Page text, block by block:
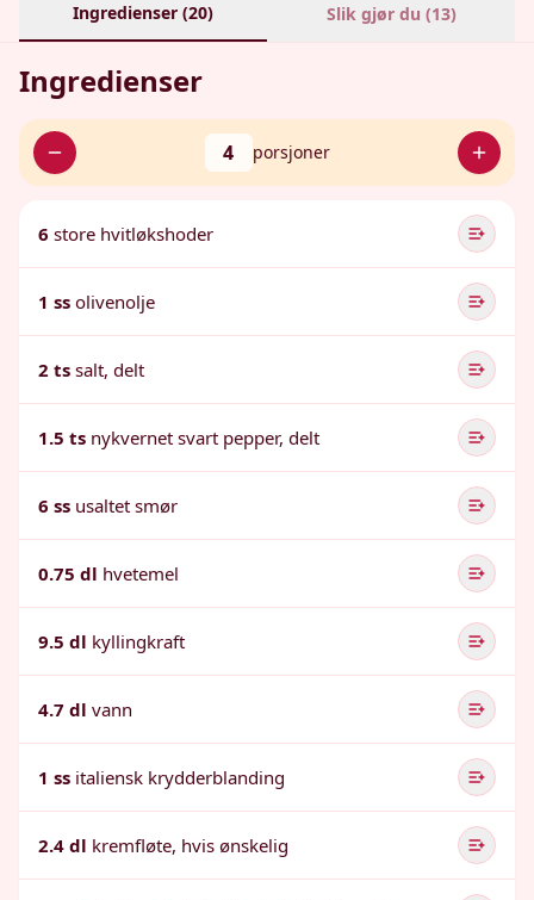
Ingredienser (20) Slik gjør du (13)
Ingredienser
4 porsjoner
6 store hvitløkshoder
1 ss olivenolje
2 ts salt, delt
1.5 ts nykvernet svart pepper, delt
6 ss usaltet smør
0.75 dl hvetemel
9.5 dl kyllingkraft
4.7 dl vann
1 ss italiensk krydderblanding
2.4 dl kremfløte, hvis ønskelig